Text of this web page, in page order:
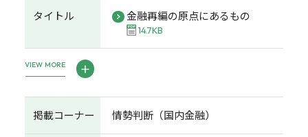
タイトル 金融再編の原点にあるもの
14.7KB
VIEW MORE
掲載コーナー 情勢判断（国内金融）